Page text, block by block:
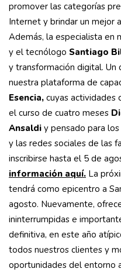
promover las categorías
Internet y brindar un mejor
Además, la especialista en
y el tecnólogo Santiago
y transformación digital.
nuestra plataforma de
Esencia, cuyas actividades
el curso de cuatro meses
Ansaldi y pensado para
y las redes sociales de las
inscribirse hasta el 5 de
información aquí. La
tendrá como epicentro a
agosto. Nuevamente,
ininterrumpidas e
definitiva, en este año
todos nuestros clientes y
oportunidades del entorno